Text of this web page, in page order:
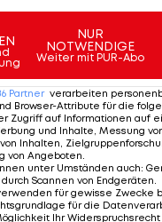
Basketball
3x3-EM in
Team
Visier
Basketball
Doping-
NUR
NOTWENDIGE
Weiter mit PUR-Abo
Partner verarbeiten
Browser-Attribute für die
Zugriff auf Informationen auf
und Inhalte, Messung
Inhalten,
von Angeboten
unter Umständen auch:
Scannen von Endgeräten
für gewisse Zwecke
für die
Ihr